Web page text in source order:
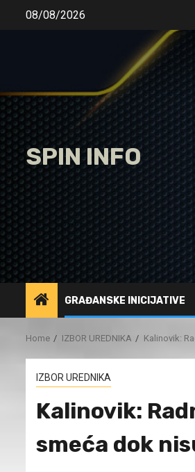
08/08/2026
SPIN INFO
GRAĐANSKE INICIJATIVE
Home IZBOR UREDNIKA Kalinovik:
IZBOR UREDNIKA
Kalinovik:
smeća dok